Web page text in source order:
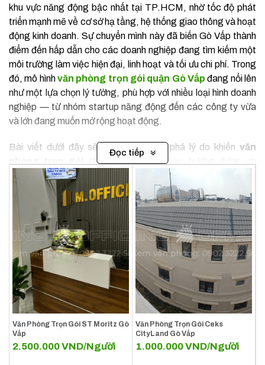
khu vực năng động bậc nhất tại TP.HCM, nhờ tốc độ phát
triển mạnh mẽ về cơ sở hạ tầng, hệ thống giao thông và hoạt
động kinh doanh. Sự chuyển mình này đã biến Gò Vấp thành
điểm đến hấp dẫn cho các doanh nghiệp đang tìm kiếm một
môi trường làm việc hiện đại, linh hoạt và tối ưu chi phí. Trong
đó, mô hìnhvăn phòng trọn gói quận Gò Vấp đang nổi lên
như một lựa chọn lý tưởng, phù hợp với nhiều loại hình doanh
nghiệp — từ nhóm startup năng động đến các công ty vừa
và lớn đang muốn mở rộng hoạt động.
Bài viết dưới đây sẽ giúp bạn khám phá lý do khiến văn
phòng trọn gói Gò Vấptrở thành xu hướng được ưa
chuộng, đồng thời giới thiệu các mô hình văn phòng phổ biến
khác tại khu vực như:văn phòng chia sẻ,
serviced office văn phòng đã có sẵn nội thất
và
văn phòng tiện ích
tại Gò Vấp. Cuối cùng, chúng tôi sẽ
trình bày lý do vì saoKingOfficelà đối tác đáng tin cậy giúp
doanh nghiệp dễ dàng tìm kiếm và lựa chọn không gian làm
việc phù hợp nhất tại quận này.
Đọc tiếp
Văn Phòng Trọn Gói ST Moritz Gò
Vấp
2.500.000VND/Người
Văn Phòng Trọn Gói Ceks
CityLand Gò Vấp
1.000.000VND/Người